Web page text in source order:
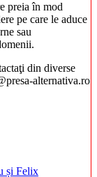
preia în mod
pe care le aduce
sau
din diverse
alternativa.ro